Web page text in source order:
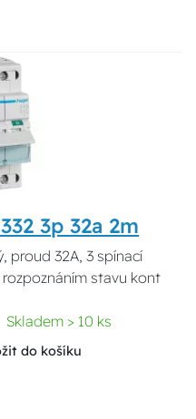
3p 32a 2m
proud 32A, 3 spínací
stavu kont
Skladem > 10 ks
do košíku